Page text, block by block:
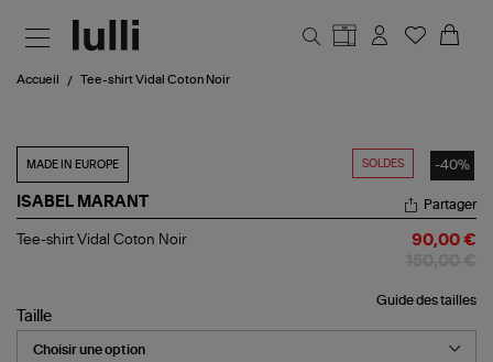
Accueil Tee-shirt Vidal Coton Noir
SOLDES -40%
MADE IN EUROPE
ISABEL MARANT
Tee-
Noir
Partager
Tee-shirt Vidal Coton Noir 90,00 €
Guide des tailles
Taille